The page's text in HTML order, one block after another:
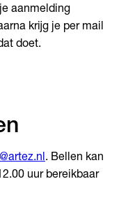
aanmelding
krijg je per mail
doet.
. Bellen kan
uur bereikbaar